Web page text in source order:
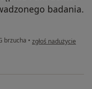
badania.
brzucha • w opinii użytkownika
zgłoś nadużycie